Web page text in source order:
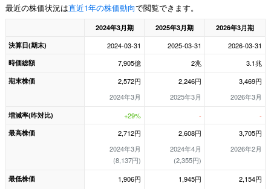
最近の株価状況は直近1年の株価動向で閲覧できます。
2024年3月期 2025年3月期
2026年3月期
決算日(期末)
2024-03-31 2025-03-31 2026-03-31
時価総額 7,905億 2兆 3.1兆
期末株価
2,572円
2024年3月
2,246円
2025年3月
3,469円
2026年3月
増減率(昨対比) +29% - -
最高株価
2,712円
2024年3月
(8,137円)
2,608円
2024年4月
(2,355円)
3,705円
2026年2月
最低株価
1,906円
1,945円
2,154円